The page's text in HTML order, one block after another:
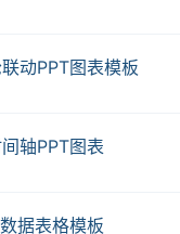
动PPT图表模板
轴PPT图表
据表格模板